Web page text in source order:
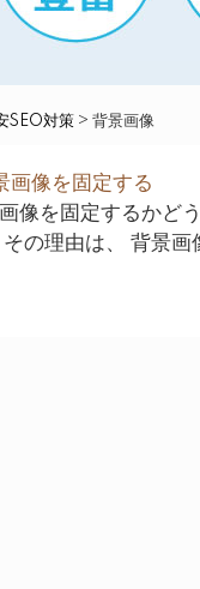
SEO対策 > 背景画像
画像を固定する
像を固定するかど
の理由は、 背景